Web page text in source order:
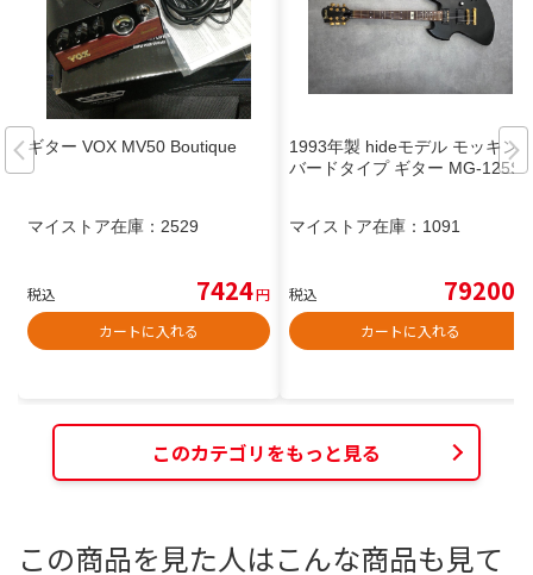
ギター VOX MV50 Boutique
マイストア在庫： 2529
税込 7424円
カートに入れる
1993年製 hideモデル モッキン
バードタイプ ギター MG-125S
マイストア在庫： 1091
税込 79200
カートに入れる
このカテゴリをもっと見る
この商品を見た人はこんな商品も見て